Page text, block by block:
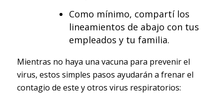
Como mínimo, compartí los
lineamientos de abajo con tus
empleados y tu familia.
Mientras no haya una vacuna para prevenir el
virus, estos simples pasos ayudarán a frenar el
contagio de este y otros virus respiratorios: